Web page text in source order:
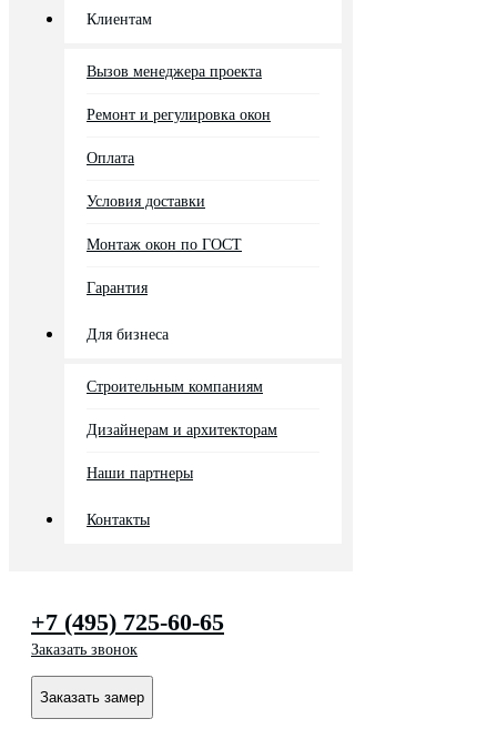
Клиентам
Вызов менеджера проекта
Ремонт и регулировка окон
Оплата
Условия доставки
Монтаж окон по ГОСТ
Гарантия
Для бизнеса
Строительным компаниям
Дизайнерам и архитекторам
Наши партнеры
Контакты
+7 (495) 725-60-65
Заказать звонок
Заказать замер